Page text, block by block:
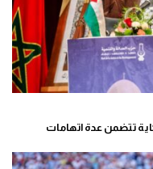
تتضمن عدة اتهامات